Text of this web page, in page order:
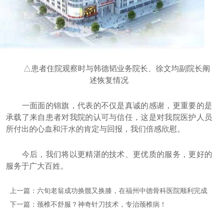
△患者住院观察时与韩德韬业务院长、徐文均副院长阐
述恢复情况
一面面的锦旗，代表的不仅是真诚的感谢，更重要的是
承载了来自患者对我院的认可与信任，这是对我院医护人员
所付出的心血和汗水的肯定与回报，我们倍感欣慰。
今后，我们将以更精湛的技术、更优质的服务，更好的
服务于广大百姓。
上一篇：六旬老翁成功换髋又换膝，在福州中德骨科医院顺利完成
下一篇：颈椎不舒服？神奇针刀技术，专治颈椎病！